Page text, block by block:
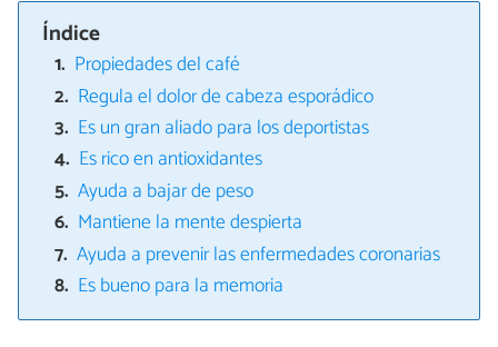
Índice
Propiedades del café
Regula el dolor de cabeza esporádico
Es un gran aliado para los deportistas
Es rico en antioxidantes
Ayuda a bajar de peso
Mantiene la mente despierta
Ayuda a prevenir las enfermedades coronarias
Es bueno para la memoria